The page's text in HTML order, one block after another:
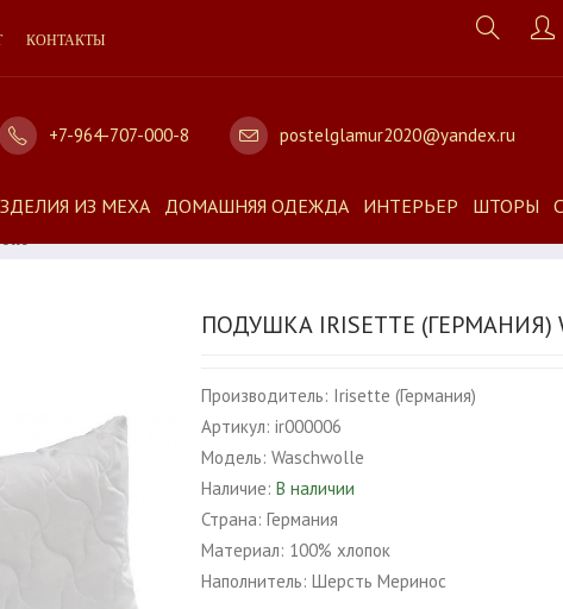
КОНТАКТЫ
+7-964-707-000-8 postelglamur2020@yandex.ru
ИЗ МЕХА ДОМАШНЯЯ ОДЕЖДА ИНТЕРЬЕР ШТОРЫ
ПОДУШКА IRISETTE (ГЕРМАНИЯ)
Производитель: Irisette (Германия)
Артикул: ir000006
Модель: Waschwolle
Наличие: В наличии
Страна: Германия
Материал: 100% хлопок
Наполнитель: Шерсть Меринос